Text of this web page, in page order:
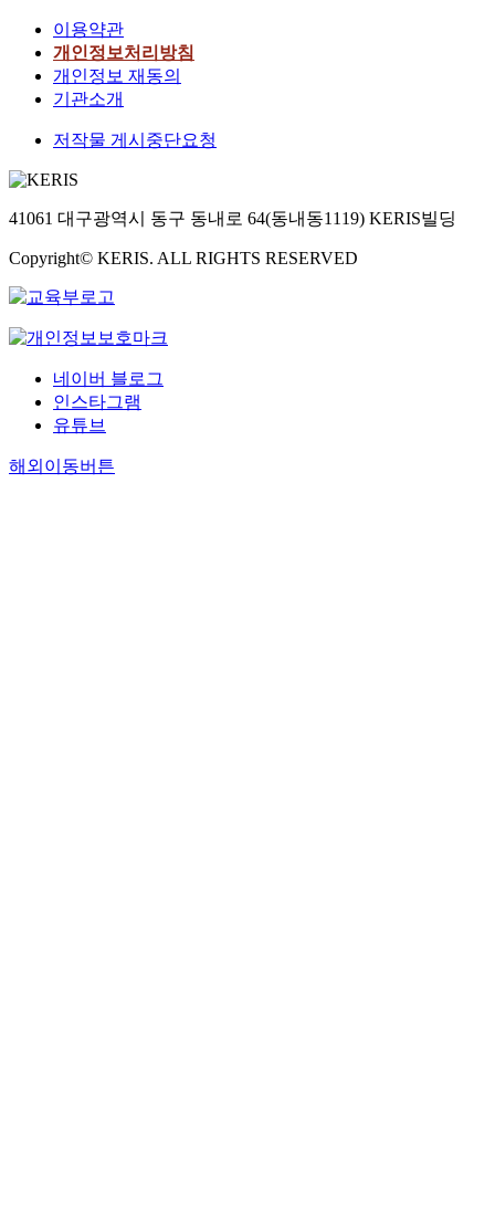
이용약관
개인정보처리방침
개인정보 재동의
기관소개
저작물 게시중단요청
41061 대구광역시 동구 동내로 64(동내동1119) KERIS빌딩
Copyright© KERIS. ALL RIGHTS RESERVED
네이버 블로그
인스타그램
유튜브
해외이동버튼